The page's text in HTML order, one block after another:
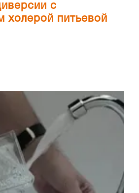
с
холерой питьевой